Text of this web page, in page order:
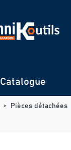
Catalogue
Pièces détachées